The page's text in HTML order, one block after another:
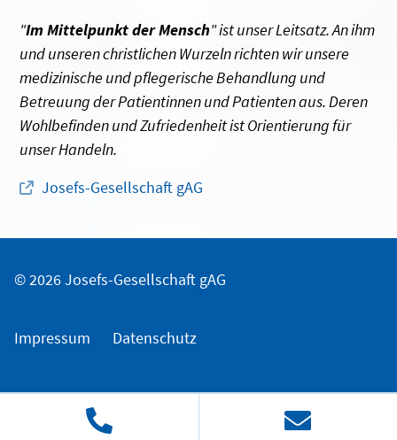
"Im Mittelpunkt der Mensch" ist unser Leitsatz. An ihm
und unseren christlichen Wurzeln richten wir unsere
medizinische und pflegerische Behandlung und
Betreuung der Patientinnen und Patienten aus. Deren
Wohlbefinden und Zufriedenheit ist Orientierung für
unser Handeln.
Josefs-Gesellschaft gAG
Impressum Datenschutz
© 2026 Josefs-Gesellschaft gAG